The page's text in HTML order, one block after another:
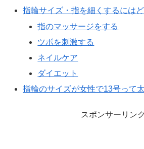
指輪サイズ・指を細くするには
指のマッサージをする
ツボを刺激する
ネイルケア
ダイエット
指輪のサイズが女性で13号って
スポンサーリンク